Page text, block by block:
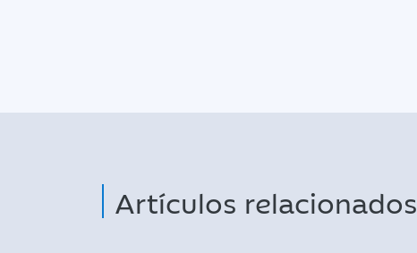
Artículos relacionados